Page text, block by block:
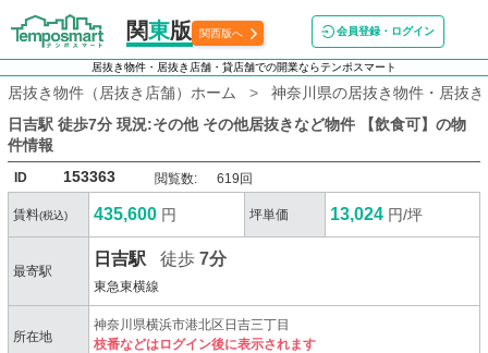
関東版 関西版へ 会員登録・ログイン
居抜き物件・居抜き店舗・貸店舗での開業ならテンポスマート
居抜き物件（居抜き店舗）ホーム
神奈川県の居抜き物件・居抜
日吉駅 徒歩7分 現況:その他 その他居抜きなど物件 【飲食可】 の物
件情報
ID 153363 閲覧数: 619回
賃料(税込) 435,600 円 坪単価 13,024 円/坪
最寄駅
日吉駅 徒歩7分
東急東横線
所在地
神奈川県横浜市港北区日吉三丁目
枝番などはログイン後に表示されます